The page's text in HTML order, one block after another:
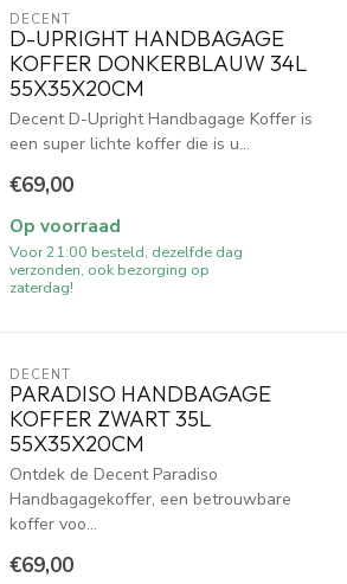
DECENT
D-UPRIGHT HANDBAGAGE
KOFFER DONKERBLAUW 34L
55X35X20CM
Decent D-Upright Handbagage Koffer is
een super lichte koffer die is u...
€69,00
Op voorraad
Voor 21:00 besteld, dezelfde dag
verzonden, ook bezorging op
zaterdag!
DECENT
PARADISO HANDBAGAGE
KOFFER ZWART 35L
55X35X20CM
Ontdek de Decent Paradiso
Handbagagekoffer, een betrouwbare
koffer voo...
€69,00